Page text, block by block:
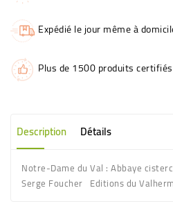
Expédié le jour même à
Plus de 1500 produits
Description Détails
Notre-Dame du Val : Abbaye
Serge Foucher Editions du